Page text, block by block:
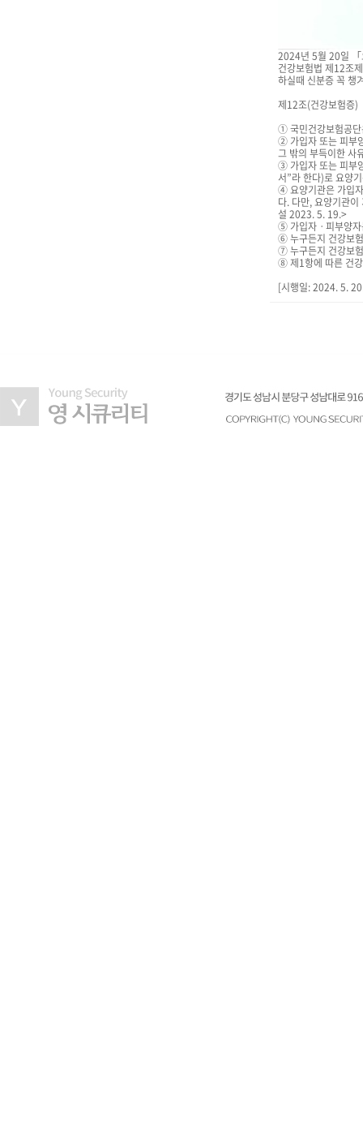
2024년 5월 20일 「
건강보험법 제12조
하실때 신분증 꼭 챙
제12조(건강보험증)
① 국민건강보험공단
② 가입자 또는 피부
그 밖의 부득이한 사
③ 가입자 또는 피부
서”라 한다)로 요양
④ 요양기관은 가입
다. 다만, 요양기관
설 2023. 5. 19.>
⑤ 가입자ㆍ피부양자
⑥ 누구든지 건강보
⑦ 누구든지 건강보
⑧ 제1항에 따른 건
[시행일: 2024. 5.